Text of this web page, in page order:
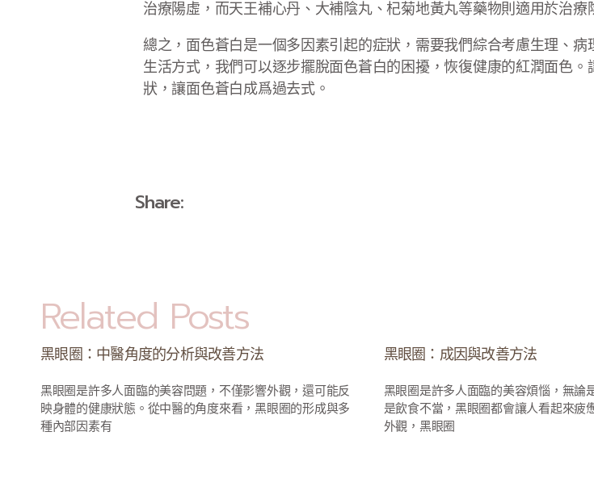
治療陽虛，而天王補心丹、大補陰丸、杞菊地黃丸等藥物則適用於治療
總之，面色蒼白是一個多因素引起的症狀，需要我們綜合考慮生理、
生活方式，我們可以逐步擺脫面色蒼白的困擾，恢復健康的紅潤面色
狀，讓面色蒼白成爲過去式。
Share:
Related Posts
黑眼圈：中醫角度的分析與改善方法
黑眼圈是許多人面臨的美容問題，不僅影響外觀，還可能反
映身體的健康狀態。從中醫的角度來看，黑眼圈的形成與多
種內部因素有
黑眼圈：成因與改善方法
黑眼圈是許多人面臨的美容煩惱，無論
是飲食不當，黑眼圈都會讓人看起來疲
外觀，黑眼圈